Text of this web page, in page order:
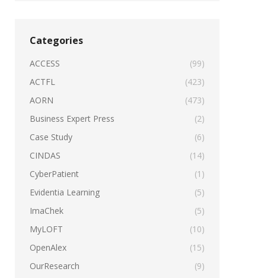
Categories
ACCESS
(99)
ACTFL
(423)
AORN
(473)
Business Expert Press
(2)
Case Study
(6)
CINDAS
(14)
CyberPatient
(1)
Evidentia Learning
(5)
ImaChek
(5)
MyLOFT
(10)
OpenAlex
(15)
OurResearch
(9)